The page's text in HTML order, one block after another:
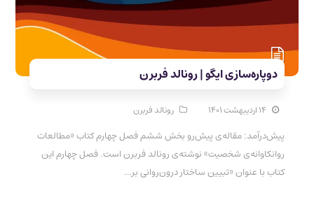
دوپاره‌سازی ایگو | رونالد فربرن
۱۴ اردیبهشت ۱۴۰۱ رونالد فربرن
پیش‌درآمد: مقاله‌ی پیش‌رو بخش ششم فصل چهارم کتاب «مطالعات
روانکاوانه‌ی شخصیت» نوشته‌ی رونالد فربرن است. فصل چهارم این
کتاب با عنوان «تبیین ساختار درون‌روانی بر…